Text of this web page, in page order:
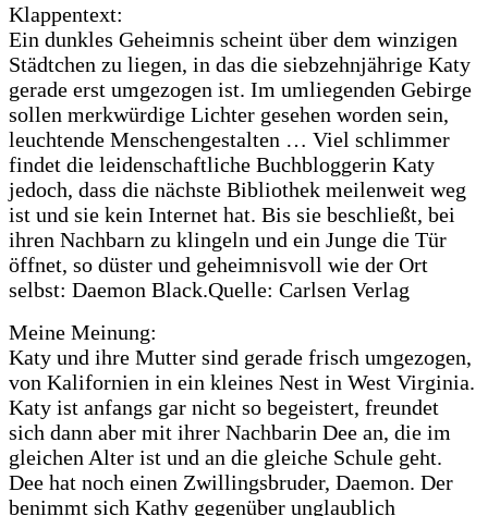
Klappentext:
Ein dunkles Geheimnis scheint über dem winzigen
Städtchen zu liegen, in das die siebzehnjährige Katy
gerade erst umgezogen ist. Im umliegenden Gebirge
sollen merkwürdige Lichter gesehen worden sein,
leuchtende Menschengestalten … Viel schlimmer
findet die leidenschaftliche Buchbloggerin Katy
jedoch, dass die nächste Bibliothek meilenweit weg
ist und sie kein Internet hat. Bis sie beschließt, bei
ihren Nachbarn zu klingeln und ein Junge die Tür
öffnet, so düster und geheimnisvoll wie der Ort
selbst: Daemon Black.Quelle: Carlsen Verlag
Meine Meinung:
Katy und ihre Mutter sind gerade frisch umgezogen,
von Kalifornien in ein kleines Nest in West Virginia.
Katy ist anfangs gar nicht so begeistert, freundet
sich dann aber mit ihrer Nachbarin Dee an, die im
gleichen Alter ist und an die gleiche Schule geht.
Dee hat noch einen Zwillingsbruder, Daemon. Der
benimmt sich Kathy gegenüber unglaublich